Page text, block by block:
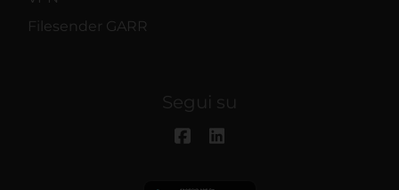
Filesender GARR
Segui su